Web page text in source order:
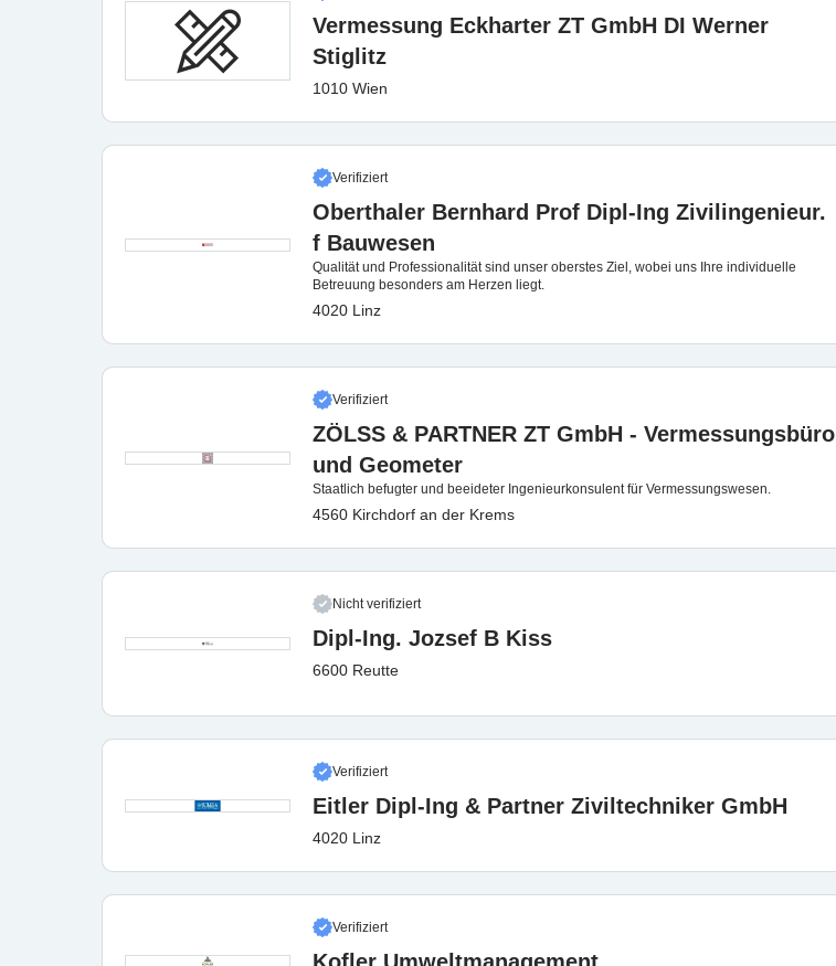
Vermessung Eckharter ZT GmbH DI Werner
Stiglitz
1010 Wien
Verifiziert
Oberthaler Bernhard Prof Dipl-Ing Zivilingenieur.
f Bauwesen
Qualität und Professionalität sind unser oberstes Ziel, wobei uns Ihre individuelle
Betreuung besonders am Herzen liegt.
4020 Linz
Verifiziert
ZÖLSS & PARTNER ZT GmbH - Vermessungsbüro
und Geometer
Staatlich befugter und beeideter Ingenieurkonsulent für Vermessungswesen.
4560 Kirchdorf an der Krems
Nicht verifiziert
Dipl-Ing. Jozsef B Kiss
6600 Reutte
Verifiziert
Eitler Dipl-Ing & Partner Ziviltechniker GmbH
4020 Linz
Verifiziert